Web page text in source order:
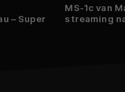
– Super
MS-1c van
streaming